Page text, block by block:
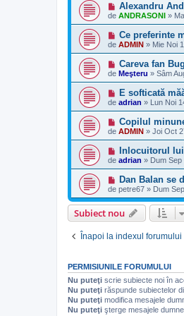
Alexandru
de ANDRASONI »
Ce preferinte
de ADMIN » Mie Noi
Careva fan
de Meşteru » Sâm
E softicată
de adrian » Lun Noi
Copilul
de ADMIN » Joi Oct
Inlocuitorul
de adrian » Dum Sep
Dan Balan se
de petre67 » Dum
Subiect nou
Înapoi la indexul forumului
PERMISIUNILE FORUMULUI
Nu puteţi scrie subiecte noi în
Nu puteţi răspunde subiectelor
Nu puteţi modifica mesajele
Nu puteţi şterge mesajele